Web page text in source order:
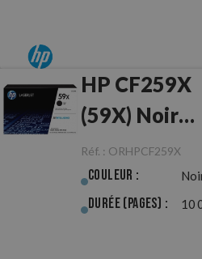
HP CF259X
(59X) Noir
Originale
Réf. : ORHPCF259X
Couleur :
Durée (pages) : 10